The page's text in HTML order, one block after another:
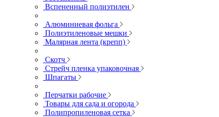
Вспененный полиэтилен
Алюминиевая фольга
Полиэтиленовые мешки
Малярная лента (крепп)
Скотч
Стрейч пленка упаковочная
Шпагаты
Перчатки рабочие
Товары для сада и огорода
Полипропиленовая сетка